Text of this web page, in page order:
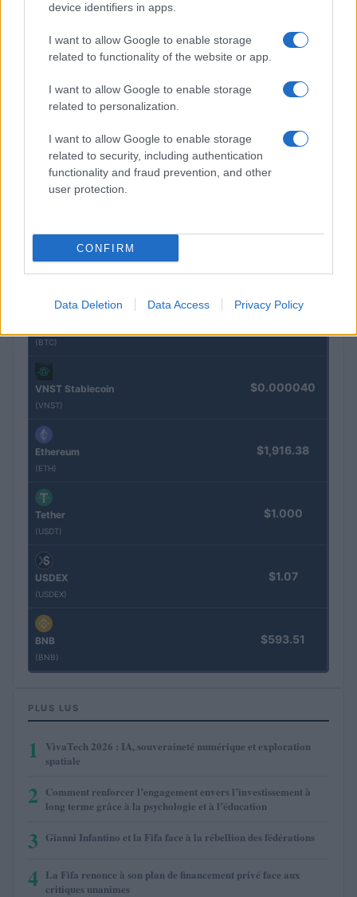
device identifiers in apps.
I want to allow Google to enable storage
related to functionality of the website or app.
I want to allow Google to enable storage
related to personalization.
I want to allow Google to enable storage
related to security, including authentication
functionality and fraud prevention, and other
user protection.
CONFIRM
Data Deletion Data Access Privacy Policy
(KBTC)
Stride Staked Injective
(STINJ)
$16.49
EquityPay
(BTC)
VNST Stablecoin
(VNST)
$0.000040
Ethereum
(ETH)
$1,916.38
Tether
(USDT)
$1.000
USDEX
(USDEX)
$1.07
BNB
(BNB)
$593.51
PLUS LUS
1
VivaTech 2026 : IA, souveraineté numérique et exploration
spatiale
2 Comment renforcer l’engagement envers l’investissement à
long terme grâce à la psychologie et à l’éducation
3 Gianni Infantino et la Fifa face à la rébellion des fédérations
4 La Fifa renonce à son plan de financement privé face aux
critiques unanimes